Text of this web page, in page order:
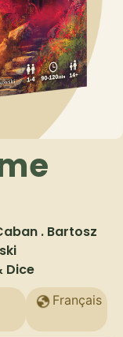
. Bartosz
Dice
Français